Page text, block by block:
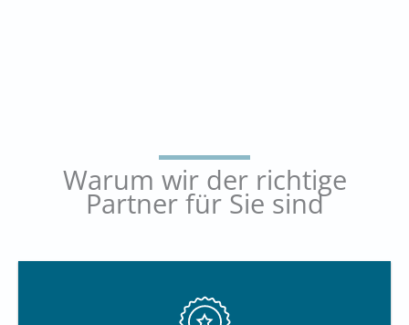
Warum wir der richtige
Partner für Sie sind